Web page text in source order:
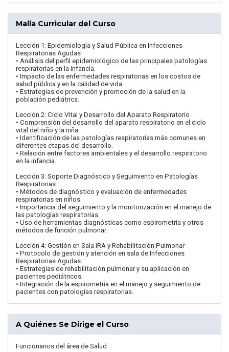
Malla Curricular del Curso
Lección 1: Epidemiología y Salud Pública en Infecciones
Respiratorias Agudas
• Análisis del perfil epidemiológico de las principales patologías
respiratorias en la infancia.
• Impacto de las enfermedades respiratorias en los costos de
salud pública y en la calidad de vida.
• Estrategias de prevención y promoción de la salud en la
población pediátrica.
Lección 2: Ciclo Vital y Desarrollo del Aparato Respiratorio
• Comprensión del desarrollo del aparato respiratorio en el ciclo
vital del niño y la niña.
• Identificación de las patologías respiratorias más comunes en
diferentes etapas del desarrollo.
• Relación entre factores ambientales y el desarrollo respiratorio
en la infancia.
Lección 3: Soporte Diagnóstico y Seguimiento en Patologías
Respiratorias
• Métodos de diagnóstico y evaluación de enfermedades
respiratorias en niños.
• Importancia del seguimiento y la monitorización en el manejo de
las patologías respiratorias.
• Uso de herramientas diagnósticas como espirometría y otros
métodos de función pulmonar.
Lección 4: Gestión en Sala IRA y Rehabilitación Pulmonar
• Protocolo de gestión y atención en sala de Infecciones
Respiratorias Agudas.
• Estrategias de rehabilitación pulmonar y su aplicación en
pacientes pediátricos.
• Integración de la espirometría en el manejo y seguimiento de
pacientes con patologías respiratorias.
A Quiénes Se Dirige el Curso
Funcionarios del área de Salud